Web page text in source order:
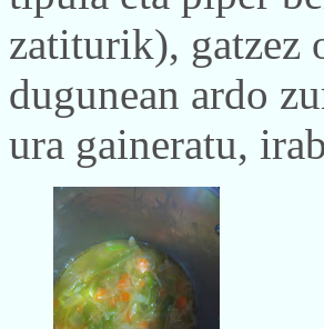
zatiturik), gatzez
dugunean ardo
ura gaineratu,